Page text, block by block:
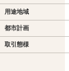
用途地域
都市計画
取引態様